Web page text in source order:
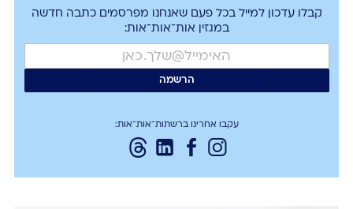
קבלו עדכון למייל בכל פעם שאנחנו מפרסמים כתבה חדשה
במגזין אות־אות־אות:
עקבו אחרינו ברשתות־אות־אות: